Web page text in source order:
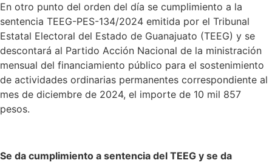
En otro punto del orden del día se cumplimiento a la
sentencia TEEG-PES-134/2024 emitida por el Tribunal
Estatal Electoral del Estado de Guanajuato (TEEG) y se
descontará al Partido Acción Nacional de la ministración
mensual del financiamiento público para el sostenimiento
de actividades ordinarias permanentes correspondiente al
mes de diciembre de 2024, el importe de 10 mil 857
pesos.
Se da cumplimiento a sentencia del TEEG y se da